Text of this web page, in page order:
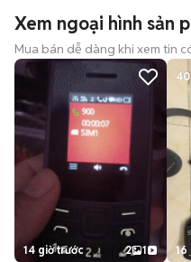
Xem ngoại hình sản
Mua bán dễ dàng khi xem tin
14 giờ trước 2 1
40
16